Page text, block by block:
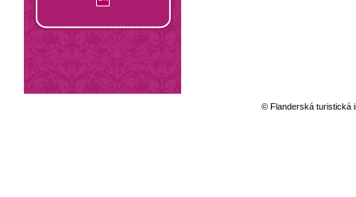
© Flanderská turistická